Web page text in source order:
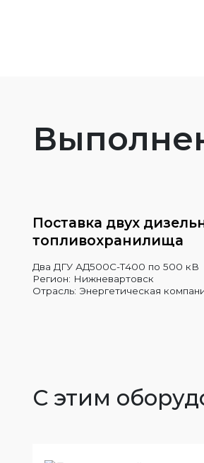
Поставка двух
топливохранилища
Два ДГУ АД500С-Т400 по 500 кВ
Регион: Нижневартовск
Отрасль: Энергетическая
С этим